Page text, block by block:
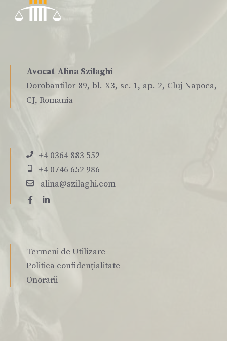
Avocat Alina Szilaghi
Dorobantilor 89, bl. X3, sc. 1, ap. 2, Cluj Napoca,
CJ, Romania
+4 0364 883 552
+4 0746 652 986
alina@szilaghi.com
Termeni de Utilizare
Politica confidențialitate
Onorarii